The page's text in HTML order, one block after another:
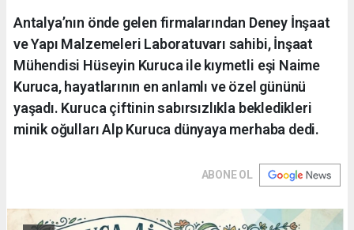
Antalya’nın önde gelen firmalarından Deney İnşaat
ve Yapı Malzemeleri Laboratuvarı sahibi, İnşaat
Mühendisi Hüseyin Kuruca ile kıymetli eşi Naime
Kuruca, hayatlarının en anlamlı ve özel gününü
yaşadı. Kuruca çiftinin sabırsızlıkla bekledikleri
minik oğulları Alp Kuruca dünyaya merhaba dedi.
ABONE OL